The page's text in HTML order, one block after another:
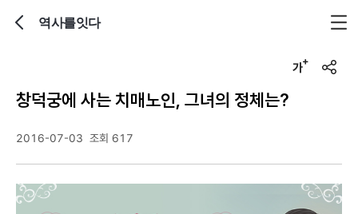
역사를잇다
u
창덕궁에 사는 치매노인, 그녀의 정체는?
2016-07-03 조회 617